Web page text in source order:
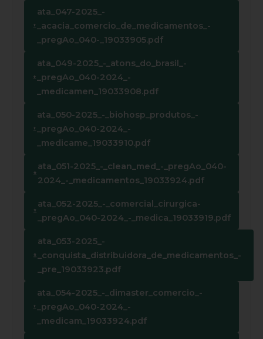
ata_047-2025_-
_acacia_comercio_de_medicamentos_-
_pregAo_040-_19033905.pdf
ata_049-2025_-_atons_do_brasil_-
_pregAo_040-2024_-
_medicamen_19033908.pdf
ata_050-2025_-_biohosp_produtos_-
_pregAo_040-2024_-
_medicame_19033910.pdf
ata_051-2025_-_clean_med_-_pregAo_040-
2024_-_medicamentos_19033924.pdf
ata_052-2025_-_comercial_cirurgica-
_pregAo_040-2024_-_medica_19033919.pdf
ata_053-2025_-
_conquista_distribuidora_de_medicamentos_-
_pre_19033923.pdf
ata_054-2025_-_dimaster_comercio_-
_pregAo_040-2024_-
_medicam_19033924.pdf